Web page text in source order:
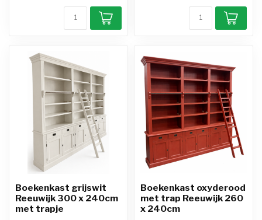
Boekenkast grijswit
Reeuwijk 300 x 240cm
met trapje
Boekenkast oxyderood
met trap Reeuwijk 260
x 240cm